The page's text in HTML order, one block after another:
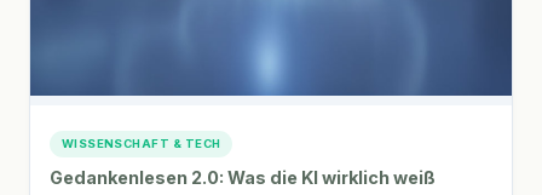
WISSENSCHAFT & TECH
Gedankenlesen 2.0: Was die KI wirklich weiß